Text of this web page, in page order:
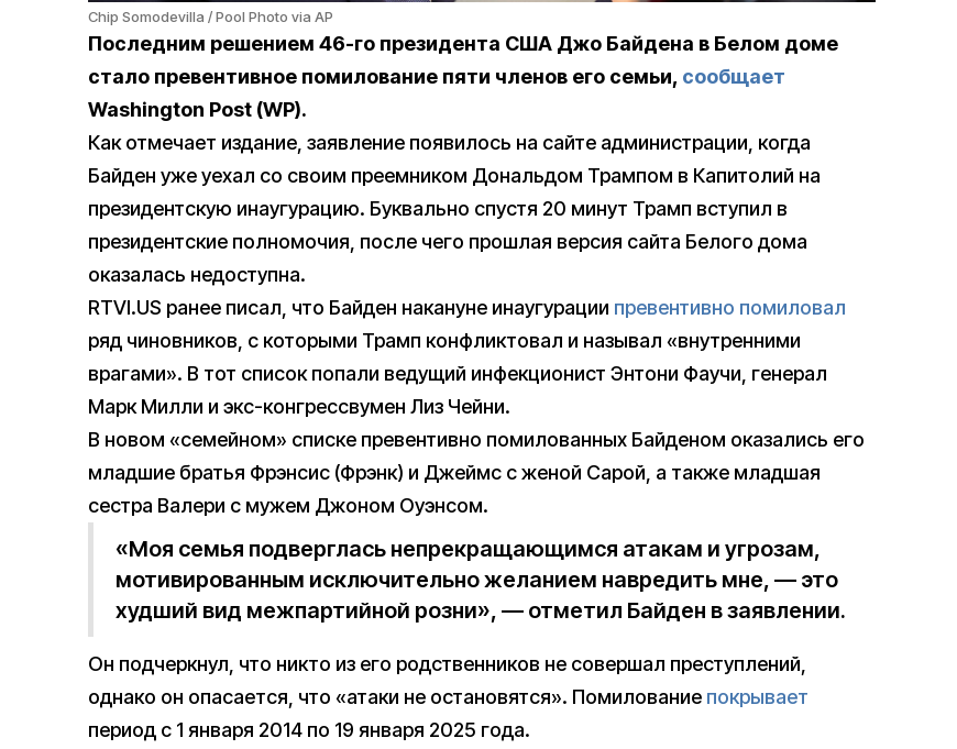
Chip Somodevilla / Pool Photo via AP
Последним решением 46-го президента США Джо Байдена в Белом доме
стало превентивное помилование пяти членов его семьи, сообщает
Washington Post (WP).
Как отмечает издание, заявление появилось на сайте администрации, когда
Байден уже уехал со своим преемником Дональдом Трампом в Капитолий на
президентскую инаугурацию. Буквально спустя 20 минут Трамп вступил в
президентские полномочия, после чего прошлая версия сайта Белого дома
оказалась недоступна.
RTVI.US ранее писал, что Байден накануне инаугурации превентивно помиловал
ряд чиновников, с которыми Трамп конфликтовал и называл «внутренними
врагами». В тот список попали ведущий инфекционист Энтони Фаучи, генерал
Марк Милли и экс-конгрессвумен Лиз Чейни.
В новом «семейном» списке превентивно помилованных Байденом оказались его
младшие братья Фрэнсис (Фрэнк) и Джеймс с женой Сарой, а также младшая
сестра Валери с мужем Джоном Оуэнсом.
«Моя семья подверглась непрекращающимся атакам и угрозам,
мотивированным исключительно желанием навредить мне, — это
худший вид межпартийной розни», — отметил Байден в заявлении.
Он подчеркнул, что никто из его родственников не совершал преступлений,
однако он опасается, что «атаки не остановятся». Помилование покрывает
период с 1 января 2014 по 19 января 2025 года.